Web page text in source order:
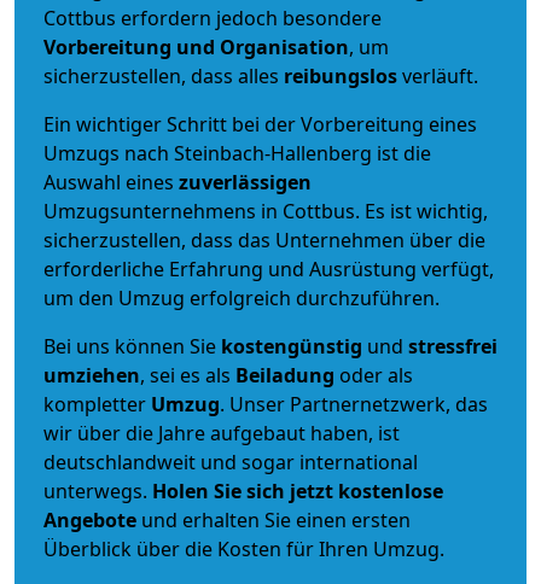
Cottbus erfordern jedoch besondere
Vorbereitung und Organisation, um
sicherzustellen, dass alles reibungslosverläuft.
Ein wichtiger Schritt bei der Vorbereitung eines
Umzugs nach Steinbach-Hallenberg ist die
Auswahl eines zuverlässigen
Umzugsunternehmens in Cottbus. Es ist wichtig,
sicherzustellen, dass das Unternehmen über die
erforderliche Erfahrung und Ausrüstung verfügt,
um den Umzug erfolgreich durchzuführen.
Bei uns können Sie kostengünstig und stressfrei
umziehen, sei es als Beiladung oder als
kompletter Umzug. Unser Partnernetzwerk, das
wir über die Jahre aufgebaut haben, ist
deutschlandweit und sogar international
unterwegs. Holen Sie sich jetzt kostenlose
Angebote und erhalten Sie einen ersten
Überblick über die Kosten für Ihren Umzug.